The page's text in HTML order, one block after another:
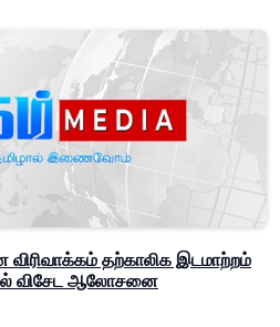
தற்காலிக இடமாற்றம்
விசேட ஆலோசனை